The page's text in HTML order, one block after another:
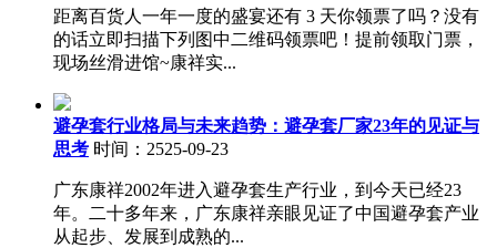
距离百货人一年一度的盛宴还有 3 天你领票了吗？没有
的话立即扫描下列图中二维码领票吧！提前领取门票，
现场丝滑进馆~康祥实...
避孕套行业格局与未来趋势：避孕套厂家23年的见证与
思考 时间：2525-09-23
广东康祥2002年进入避孕套生产行业，到今天已经23
年。二十多年来，广东康祥亲眼见证了中国避孕套产业
从起步、发展到成熟的...